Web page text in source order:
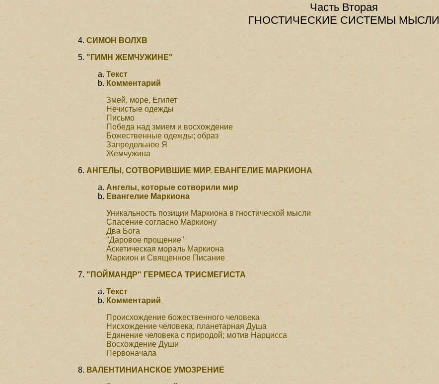
Часть Вторая
ГНОСТИЧЕСКИЕ СИСТЕМЫ МЫСЛИ
СИМОН ВОЛХВ
"ГИМН ЖЕМЧУЖИНЕ"
Текст
Комментарий
Змей, море, Египет
Нечистые одежды
Письмо
Победа над змием и восхождение
Божественные одежды; образ
Запредельное Я
Жемчужина
АНГЕЛЫ, СОТВОРИВШИЕ МИР. ЕВАНГЕЛИЕ МАРКИОНА
Ангелы, которые сотворили мир
Евангелие Маркиона
Уникальность позиции Маркиона в гностической мысли
Спасение согласно Маркиону
Два Бога
"Даровое прощение"
Аскетическая мораль Маркиона
Маркион и Священное Писание
"ПОЙМАНДР" ГЕРМЕСА ТРИСМЕГИСТА
Текст
Комментарий
Происхождение божественного человека
Нисхождение человека; планетарная Душа
Единение человека с природой; мотив Нарцисса
Восхождение Души
Первоначала
ВАЛЕНТИНИАНСКОЕ УМОЗРЕНИЕ